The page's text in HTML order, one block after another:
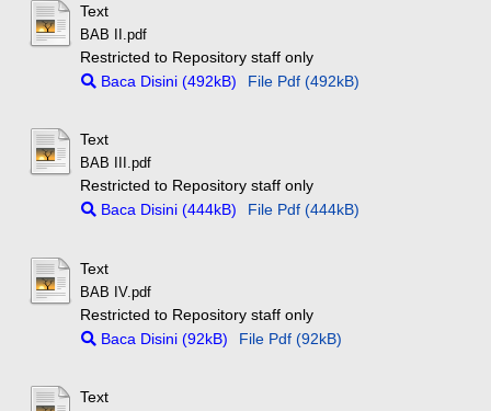
Text
BAB II.pdf
Restricted to Repository staff only
Baca Disini (492kB)
File Pdf (492kB)
Text
BAB III.pdf
Restricted to Repository staff only
Baca Disini (444kB)
File Pdf (444kB)
Text
BAB IV.pdf
Restricted to Repository staff only
Baca Disini (92kB)
File Pdf (92kB)
Text